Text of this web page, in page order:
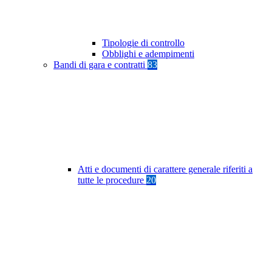
Tipologie di controllo
Obblighi e adempimenti
Bandi di gara e contratti 83
Atti e documenti di carattere generale riferiti a
tutte le procedure 20